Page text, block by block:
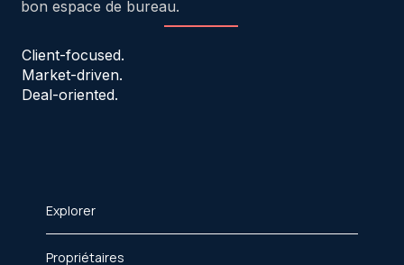
bon espace de bureau.
Client-focused.
Market-driven.
Deal-oriented.
Explorer
Propriétaires